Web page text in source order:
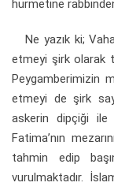
hürmetine
Ne yazık ki;
etmeyi şirk olarak
Peygamberimizin
etmeyi de şirk
askerin dipçiği ile
Fatima’nın
tahmin edip
vurulmaktadır.